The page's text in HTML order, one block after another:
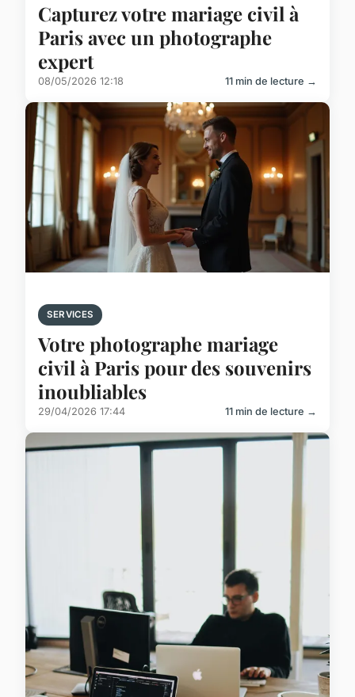
Capturez votre mariage civil à
Paris avec un photographe
expert
08/05/2026 12:18 11 min de lecture →
SERVICES
Votre photographe mariage
civil à Paris pour des souvenirs
inoubliables
29/04/2026 17:44 11 min de lecture →